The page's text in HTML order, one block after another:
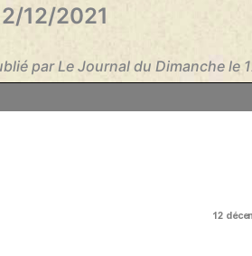
12/2021
par Le Journal du Dimanche le